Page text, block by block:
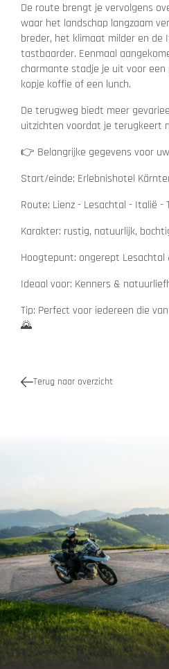
De route brengt je vervolgens
waar het landschap langzaam
breder, het klimaat milder en de
tastbaarder. Eenmaal
charmante stadje je uit voor een
kopje koffie of een lunch.
De terugweg biedt meer
uitzichten voordat je terugkeert
👉 Belangrijke gegevens voor
Start/einde: Erlebnishotel
Route: Lienz - Lesachtal - Italië -
Karakter: rustig, natuurlijk,
Hoogtepunt: ongerept
Ideaal voor: Kenners &
Tip: Perfect voor iedereen die
🌄
Terug naar overzicht